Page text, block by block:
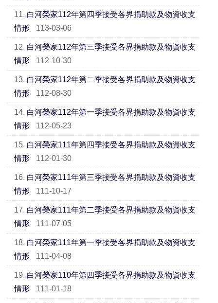
11. 白河榮家112年第四季接受各界捐助款及物資收支
情形
113-03-06
12. 白河榮家112年第三季接受各界捐助款及物資收支
情形
112-10-30
13. 白河榮家112年第二季接受各界捐助款及物資收支
情形
112-08-30
14. 白河榮家112年第一季接受各界捐助款及物資收支
情形
112-05-23
15. 白河榮家111年第四季接受各界捐助款及物資收支
情形
112-01-30
16. 白河榮家111年第三季接受各界捐助款及物資收支
情形
111-10-17
17. 白河榮家111年第二季接受各界捐助款及物資收支
情形
111-07-05
18. 白河榮家111年第一季接受各界捐助款及物資收支
情形
111-04-08
19. 白河榮家110年第四季接受各界捐助款及物資收支
情形
111-01-18